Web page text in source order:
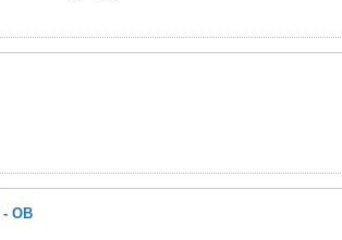
OB